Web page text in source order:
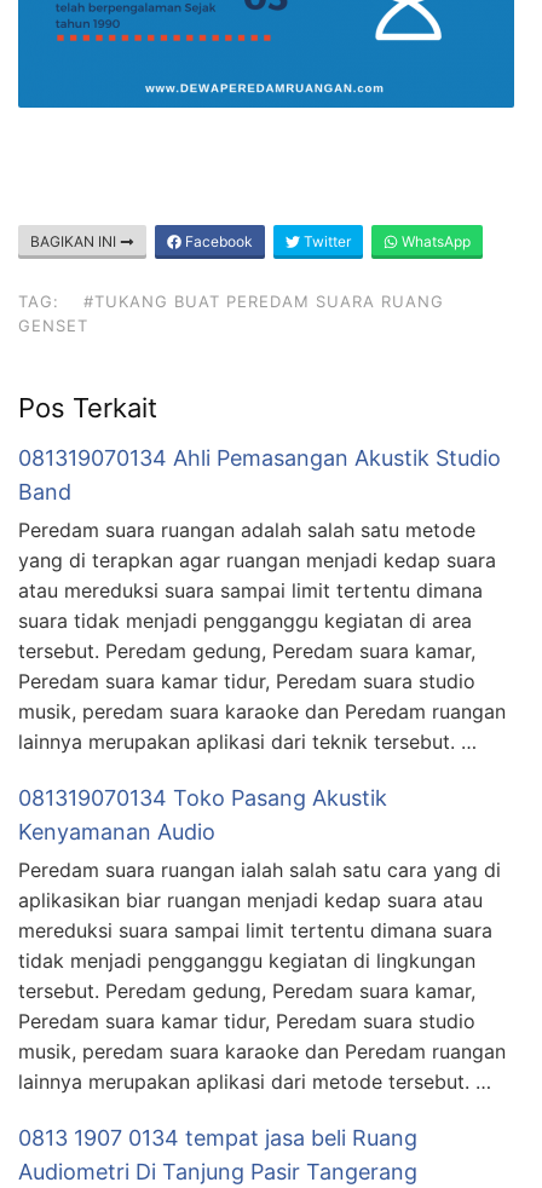
BAGIKAN INI Facebook Twitter WhatsApp
TAG:
#TUKANG BUAT PEREDAM SUARA RUANG
GENSET
Pos Terkait
081319070134 Ahli Pemasangan Akustik Studio
Band
Peredam suara ruangan adalah salah satu metode
yang di terapkan agar ruangan menjadi kedap suara
atau mereduksi suara sampai limit tertentu dimana
suara tidak menjadi pengganggu kegiatan di area
tersebut. Peredam gedung, Peredam suara kamar,
Peredam suara kamar tidur, Peredam suara studio
musik, peredam suara karaoke dan Peredam ruangan
lainnya merupakan aplikasi dari teknik tersebut. …
081319070134 Toko Pasang Akustik
Kenyamanan Audio
Peredam suara ruangan ialah salah satu cara yang di
aplikasikan biar ruangan menjadi kedap suara atau
mereduksi suara sampai limit tertentu dimana suara
tidak menjadi pengganggu kegiatan di lingkungan
tersebut. Peredam gedung, Peredam suara kamar,
Peredam suara kamar tidur, Peredam suara studio
musik, peredam suara karaoke dan Peredam ruangan
lainnya merupakan aplikasi dari metode tersebut. …
0813 1907 0134 tempat jasa beli Ruang
Audiometri Di Tanjung Pasir Tangerang